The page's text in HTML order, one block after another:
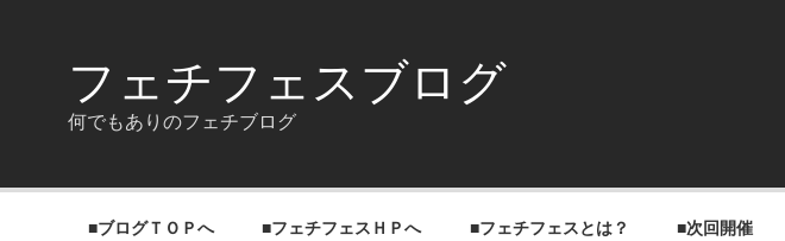
フェチフェスブログ
何でもありのフェチブログ
■ブログＴＯＰへ ■フェチフェスＨＰへ ■フェチフェスとは？ ■次回開催